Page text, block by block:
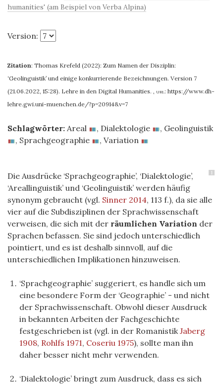
humanities' (am Beispiel von Verba Alpina)
Version:
Zitation: Thomas Krefeld (2022): Zum Namen der Disziplin:
‘Geolinguistik’ und einige konkurrierende Bezeichnungen. Version 7
(21.06.2022, 15:28). Lehre in den Digital Humanities. , url: https://www.dh-
lehre.gwi.uni-muenchen.de/?p=20914&v=7
Schlagwörter: Areal , Dialektologie , Geolinguistik
, Sprachgeographie , Variation
1
Die Ausdrücke ‘Sprachgeographie’, ‘Dialektologie’,
‘Areallinguistik’ und ‘Geolinguistik’ werden häufig
synonym gebraucht (vgl. Sinner 2014, 113 f.), da sie alle
vier auf die Subdisziplinen der Sprachwissenschaft
verweisen, die sich mit der räumlichen Variation der
Sprachen befassen. Sie sind jedoch unterschiedlich
pointiert, und es ist deshalb sinnvoll, auf die
unterschiedlichen Implikationen hinzuweisen.
‘Sprachgeographie’ suggeriert, es handle sich um
eine besondere Form der ‘Geographie’ - und nicht
der Sprachwissenschaft. Obwohl dieser Ausdruck
in bekannten Arbeiten der Fachgeschichte
festgeschrieben ist (vgl. in der RomanistikJaberg
1908, Rohlfs 1971, Coseriu 1975), sollte man ihn
daher besser nicht mehr verwenden.
‘Dialektologie’ bringt zum Ausdruck, dass es sich